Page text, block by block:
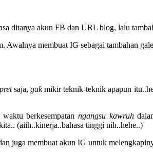
ditanya akun FB dan URL blog, lalu
Awalnya membuat IG sebagai tambahan
saja,gakmikir teknik-teknik apapun
berkesempatan ngangsu kawruh
(aiih..kinerja..bahasa tinggi nih..hehe..)
juga membuat akun IG untuk